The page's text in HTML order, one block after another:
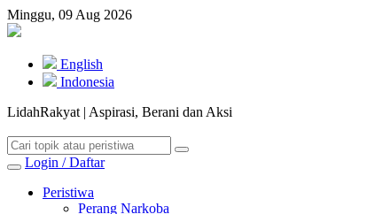
Minggu, 09 Aug 2026
English
Indonesia
LidahRakyat | Aspirasi, Berani dan Aksi
Login / Daftar
Peristiwa
Perang Narkoba